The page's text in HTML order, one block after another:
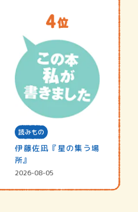
読みもの
伊藤佐凪『星の集う場
所』
2026-08-05